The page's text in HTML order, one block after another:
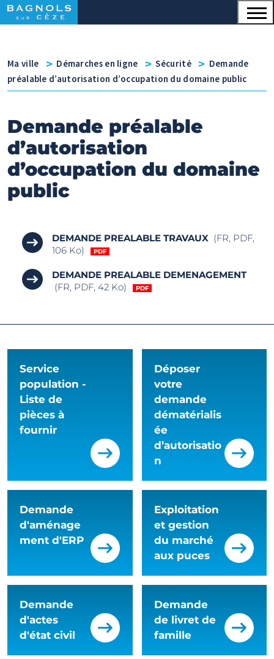
Panneau de gestion des cookies
Menu principal
Contenu
Ma ville v Démarches en ligne v Sécurité v Demande
préalable d’autorisation d’occupation du domaine public
Demande préalable
d’autorisation
d’occupation du domaine
public
DEMANDE PREALABLE TRAVAUX (FR, PDF,
106 Ko)
DEMANDE PREALABLE DEMENAGEMENT
(FR, PDF, 42 Ko)
Service
population -
Liste de
pièces à
fournir
Déposer
votre
demande
dématérialis
ée
d’autorisatio
n
Demande
d'aménage
ment d'ERP
Exploitation
et gestion
du marché
aux puces
Demande
d'actes
d'état civil
Demande
de livret de
famille